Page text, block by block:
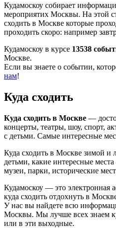
Кудамоскоу собирает
мероприятих Москвы. На этой
сходить в Москве которые
проходить скоро: например
Кудамоскоу в курсе 13538
Москве.
Если вы знаете о событии,
нам!
Куда сходить
Куда сходить в Москве —
концерты, театры, шоу, спорт,
с детьми. Самые интересные
Куда сходить в Москве зимой и
детьми, какие интересные места
музеи, парки, исторические
Кудамоскоу — это
куда сходить отдохнуть в
У нас вы найдете всю
Москвы. Мы лучше всех знаем
или в эти выходные.